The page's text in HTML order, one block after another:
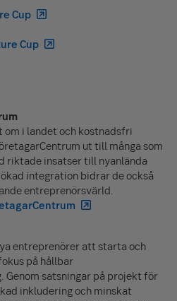
Cup
Cup
i landet och kostnadsfri
ut till många som
riktade insatser till nyanlända
integration bidrar de också
entreprenörsvärld.
entreprenörer att starta och
på hållbar
Genom satsningar på projekt för
inkludering och minskat